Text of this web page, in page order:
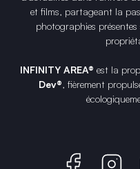
et films, partageant la
photographies
INFINITY AREA® est la
Dev®, fièrement